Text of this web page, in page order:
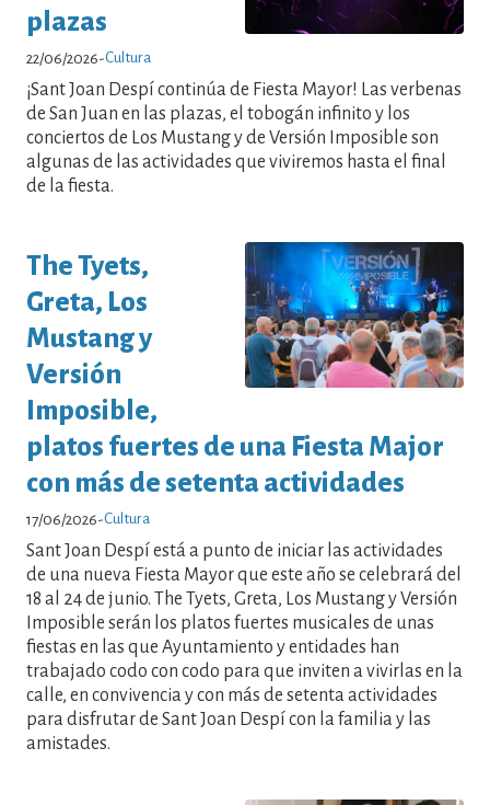
plazas
22/06/2026-Cultura
¡Sant Joan Despí continúa de Fiesta Mayor! Las verbenas
de San Juan en las plazas, el tobogán infinito y los
conciertos de Los Mustang y de Versión Imposible son
algunas de las actividades que viviremos hasta el final
de la fiesta.
The Tyets,
Greta, Los
Mustang y
Versión
Imposible,
platos fuertes de una Fiesta Major
con más de setenta actividades
17/06/2026-Cultura
Sant Joan Despí está a punto de iniciar las actividades
de una nueva Fiesta Mayor que este año se celebrará del
18 al 24 de junio. The Tyets, Greta, Los Mustang y Versión
Imposible serán los platos fuertes musicales de unas
fiestas en las que Ayuntamiento y entidades han
trabajado codo con codo para que inviten a vivirlas en la
calle, en convivencia y con más de setenta actividades
para disfrutar de Sant Joan Despí con la familia y las
amistades.